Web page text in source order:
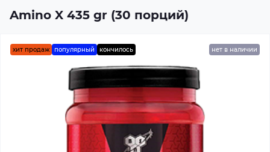
Amino X 435 gr (30 порций)
хит продаж популярный кончилось нет в наличии